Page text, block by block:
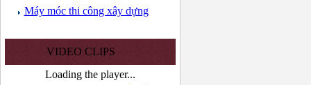
Máy móc thi công xây dựng
VIDEO CLIPS
Loading the player...